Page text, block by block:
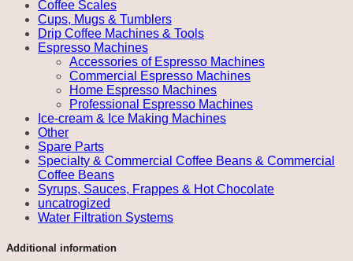
Coffee Scales
Cups, Mugs & Tumblers
Drip Coffee Machines & Tools
Espresso Machines
Accessories of Espresso Machines
Commercial Espresso Machines
Home Espresso Machines
Professional Espresso Machines
Ice-cream & Ice Making Machines
Other
Spare Parts
Specialty & Commercial Coffee Beans & Commercial
Coffee Beans
Syrups, Sauces, Frappes & Hot Chocolate
uncatrogized
Water Filtration Systems
Additional information